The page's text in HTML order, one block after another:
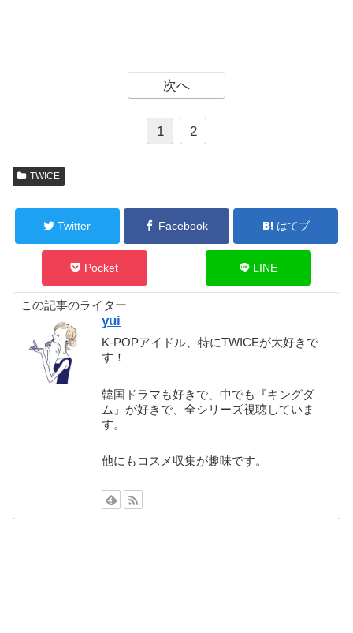
次へ
1 2
TWICE
Twitter Facebook はてブ
Pocket LINE
この記事のライター
yui
K-POPアイドル、特にTWICEが大好きで
す！
韓国ドラマも好きで、中でも『キングダ
ム』が好きで、全シリーズ視聴していま
す。
他にもコスメ収集が趣味です。